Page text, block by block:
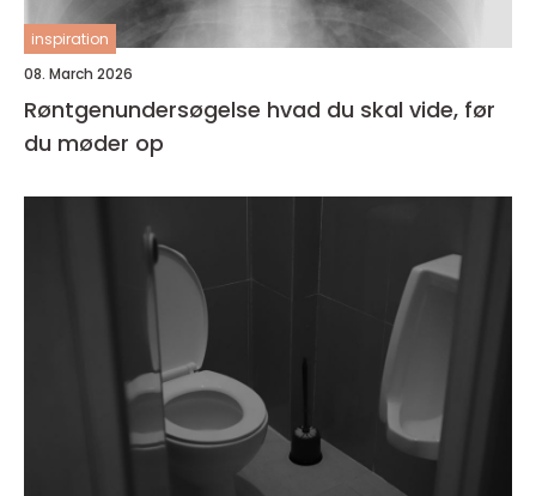
inspiration
08. March 2026
Røntgenundersøgelse hvad du skal vide, før
du møder op